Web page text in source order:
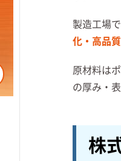
製造工場
化・高品
原材料は
の厚み・
株